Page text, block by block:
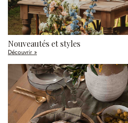
Nouveautés et styles
Découvrir »